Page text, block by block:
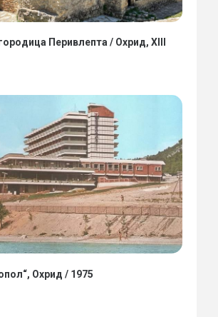
Перивлепта / Охрид, XIII
Охрид / 1975